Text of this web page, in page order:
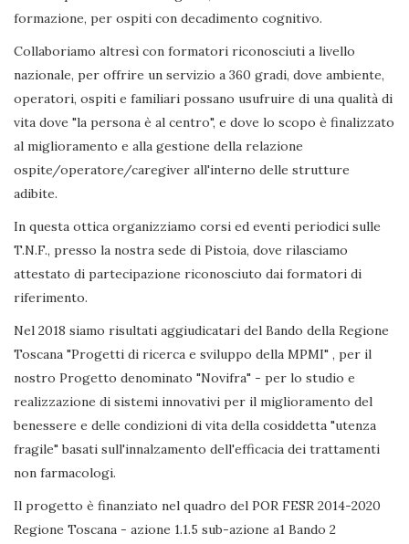
formazione, per ospiti con decadimento cognitivo.
Collaboriamo altresì con formatori riconosciuti a livello
nazionale, per offrire un servizio a 360 gradi, dove ambiente,
operatori, ospiti e familiari possano usufruire di una qualità di
vita dove "la persona è al centro", e dove lo scopo è finalizzato
al miglioramento e alla gestione della relazione
ospite/operatore/caregiver all'interno delle strutture
adibite.
In questa ottica organizziamo corsi ed eventi periodici sulle
T.N.F., presso la nostra sede di Pistoia, dove rilasciamo
attestato di partecipazione riconosciuto dai formatori di
riferimento.
Nel 2018 siamo risultati aggiudicatari del Bando della Regione
Toscana "Progetti di ricerca e sviluppo della MPMI" , per il
nostro Progetto denominato "Novifra" - per lo studio e
realizzazione di sistemi innovativi per il miglioramento del
benessere e delle condizioni di vita della cosiddetta "utenza
fragile" basati sull'innalzamento dell'efficacia dei trattamenti
non farmacologi.
Il progetto è finanziato nel quadro del POR FESR 2014-2020
Regione Toscana - azione 1.1.5 sub-azione a1 Bando 2